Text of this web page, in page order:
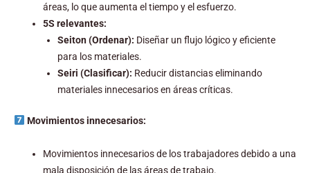
áreas, lo que aumenta el tiempo y el esfuerzo.
5S relevantes:
Seiton (Ordenar): Diseñar un flujo lógico y eficiente
para los materiales.
Seiri (Clasificar): Reducir distancias eliminando
materiales innecesarios en áreas críticas.
Movimientos innecesarios:
Movimientos innecesarios de los trabajadores debido a una
mala disposición de las áreas de trabajo.